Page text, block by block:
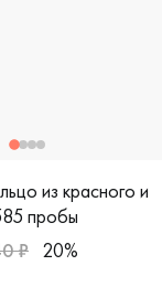
из красного и
пробы
₽ 20%